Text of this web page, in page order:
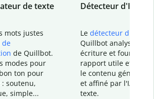
de texte
mots justes
de
de Quillbot.
modes pour
ton pour
soutenu,
simple...
Détecteur d'IA
Le détecteur d'IA
Quillbot analyse votre
écriture et fournit un
rapport utile et
le contenu généré
et affiné par l'IA
texte.